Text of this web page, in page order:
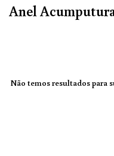
Anel
Não temos resultados para